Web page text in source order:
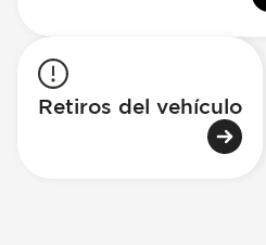
Retiros del vehículo